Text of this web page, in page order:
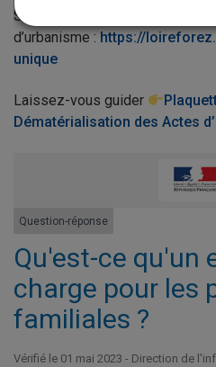
Site internet pour la
d’urbanisme :https://
unique
Laissez-vous guider
Dématérialisation des Actes
Question-réponse
Qu'est-ce qu'un
charge pour les
familiales ?
Vérifié le 01 mai 2023 - Direction de